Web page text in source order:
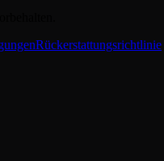
Rückerstattungsrichtlinie